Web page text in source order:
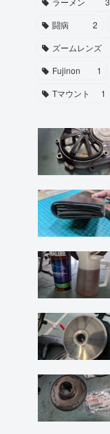
闘病
2
ズームレンズ
Fujinon
1
Tマウント
1